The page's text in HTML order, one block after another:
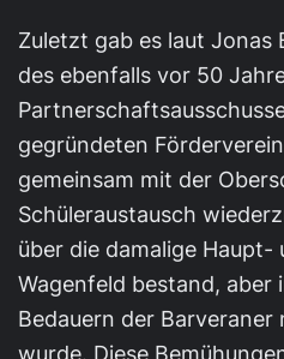
Zuletzt gab es laut Jonas
des ebenfalls vor 50
gegründeten
gemeinsam mit der
Schüleraustausch
über die damalige Haupt-
Wagenfeld bestand, aber
Bedauern der